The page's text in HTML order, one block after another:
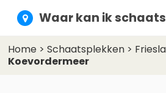
Waar kan ik
Home >Schaatsplekken >
Koevordermeer